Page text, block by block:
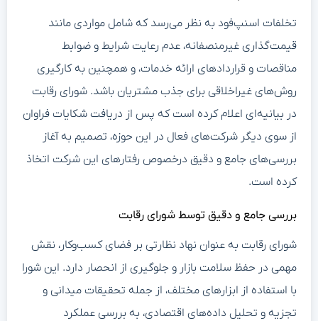
تخلفات اسنپ‌فود به نظر می‌رسد که شامل مواردی مانند
قیمت‌گذاری غیرمنصفانه، عدم رعایت شرایط و ضوابط
مناقصات و قراردادهای ارائه خدمات، و همچنین به کارگیری
روش‌های غیراخلاقی برای جذب مشتریان باشد. شورای رقابت
در بیانیه‌ای اعلام کرده است که پس از دریافت شکایات فراوان
از سوی دیگر شرکت‌های فعال در این حوزه، تصمیم به آغاز
بررسی‌های جامع و دقیق درخصوص رفتارهای این شرکت اتخاذ
کرده است.
بررسی جامع و دقیق توسط شورای رقابت
شورای رقابت به عنوان نهاد نظارتی بر فضای کسب‌وکار، نقش
مهمی در حفظ سلامت بازار و جلوگیری از انحصار دارد. این شورا
با استفاده از ابزارهای مختلف، از جمله تحقیقات میدانی و
تجزیه و تحلیل داده‌های اقتصادی، به بررسی عملکرد